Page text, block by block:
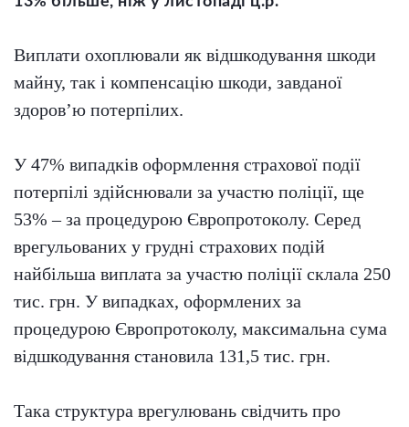
Виплати охоплювали як відшкодування шкоди
майну, так і компенсацію шкоди, завданої
здоров’ю потерпілих.
У 47% випадків оформлення страхової події
потерпілі здійснювали за участю поліції, ще
53% – за процедурою Європротоколу. Серед
врегульованих у грудні страхових подій
найбільша виплата за участю поліції склала 250
тис. грн. У випадках, оформлених за
процедурою Європротоколу, максимальна сума
відшкодування становила 131,5 тис. грн.
Така структура врегулювань свідчить про